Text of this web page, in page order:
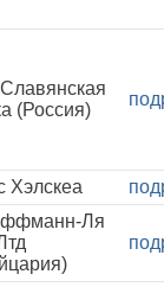
(Россия)
Хэлскеа
Ля